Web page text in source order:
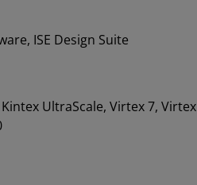
ISE Design Suite
UltraScale, Virtex 7, Virtex